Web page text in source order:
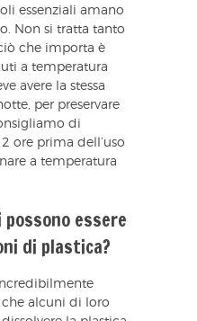
essenziali amano
Non si tratta tanto
che importa è
a temperatura
avere la stessa
per preservare
di
ore prima dell’uso
a temperatura
essere
di plastica?
alcuni di loro